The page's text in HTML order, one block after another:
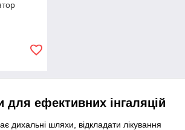
для ефективних інгаляцій
дихальні шляхи, відкладати лікування